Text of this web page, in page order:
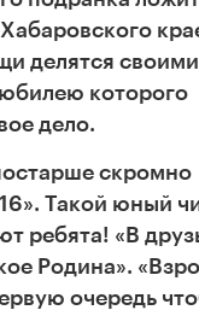
делятся своими
которого
дело.
скромно
Такой юный
ребята! «В
Родина».
очередь